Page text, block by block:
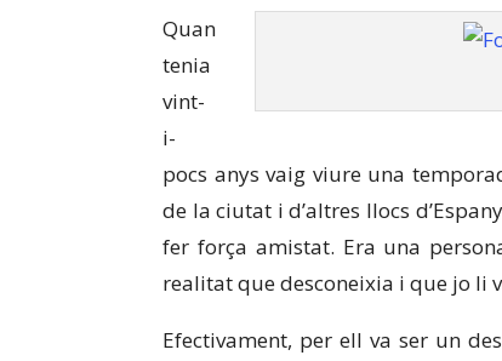
Quan
tenia
vint-
i-
pocs anys vaig viure una
de la ciutat i d’altres llocs
fer força amistat. Era una
realitat que desconeixia i que jo li
Efectivament, per ell va ser un